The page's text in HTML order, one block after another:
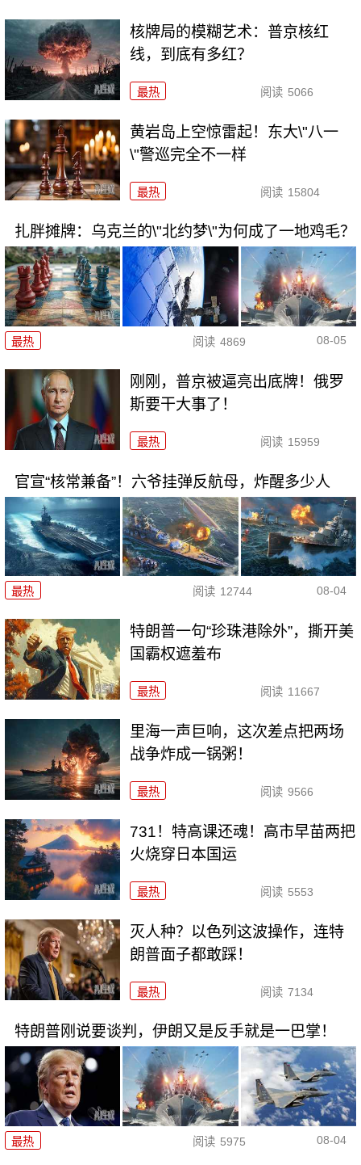
核牌局的模糊艺术：普京核红
线，到底有多红？
最热 阅读 5066
黄岩岛上空惊雷起！东大\"八一
\"警巡完全不一样
最热 阅读 15804
扎胖摊牌：乌克兰的\"北约梦\"为何成了一地鸡毛？
最热 阅读 4869 08-05
刚刚，普京被逼亮出底牌！俄罗
斯要干大事了！
最热 阅读 15959
官宣“核常兼备”！六爷挂弹反航母，炸醒多少人
最热 阅读 12744 08-04
特朗普一句“珍珠港除外”，撕开美
国霸权遮羞布
最热 阅读 11667
里海一声巨响，这次差点把两场
战争炸成一锅粥！
最热 阅读 9566
731！特高课还魂！高市早苗两把
火烧穿日本国运
最热 阅读 5553
灭人种？以色列这波操作，连特
朗普面子都敢踩！
最热 阅读 7134
特朗普刚说要谈判，伊朗又是反手就是一巴掌！
最热 阅读 5975 08-04